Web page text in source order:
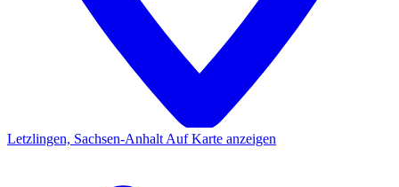
Letzlingen, Sachsen-Anhalt Auf Karte anzeigen